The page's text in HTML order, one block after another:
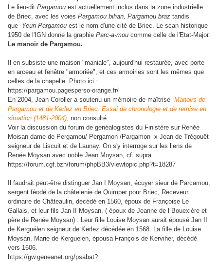
Le lieu-dit Pargamou est actuellement inclus dans la zone industrielle
de Briec, avec les voies Pargamou bihan, Pargamou braz tandis
que Yeun Pargamou est le nom d'une cité de Briec. Le scan historique
1950 de l'IGN donne la graphie Parc-a-mou comme celle de l'Etat-Major.
Le manoir de Pargamou.
Il en subsiste une maison "maniale", aujourd'hui restaurée, avec porte
en arceau et fenêtre "armoriée", et ces armoiries sont les mêmes que
celles de la chapelle. Photo ici :
https://pargamou.pagesperso-orange.fr/
En 2004, Jean Coroller a soutenu un mémoire de maîtrise Manoirs de
Pargamou et de Kerlez en Briec. Essai de chronologie et de remise en
situation (1481-2004), non consulté.
Voir la discussion du forum de généalogistes du Finistère sur Renée
Moisan dame de Pergamou/ Pergamon /Pargamon x Jean de Trégouët
seigneur de Liscuit et de Launay. On s'y interroge sur les liens de
Renée Moysan avec noble Jean Moysan, cf. supra.
https://forum.cgf.bzh/forum/phpBB3/viewtopic.php?t=18287
Il faudrait peut-être distinguer Jan I Moysan, écuyer sieur de Parcamou,
sergent féodé de la châtelenie de Quimper pour Briec, Receveur
ordinaire de Châteaulin décédé en 1560, époux de Françoise Le
Gallais, et leur fils Jan II Moysan, ( époux de Jeanne de l Bouexière et
père de Renée Moysan) . Leur fille Louise Moysan aurait épousé Jan II
de Kerguélen seigneur de Kerlez décédée en 1568. La fille de Louise
Moysan, Marie de Kerguelen, épousa François de Kerviher, décédé
vers 1606.
https://gw.geneanet.org/psabat?